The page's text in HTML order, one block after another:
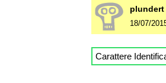
plundert
18/07/
Carattere